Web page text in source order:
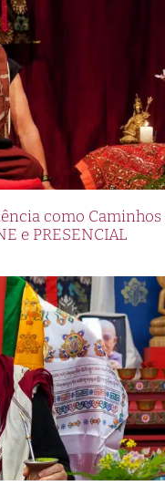
como Caminhos
e PRESENCIAL